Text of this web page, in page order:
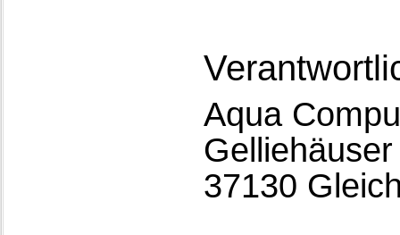
Aqua
37130